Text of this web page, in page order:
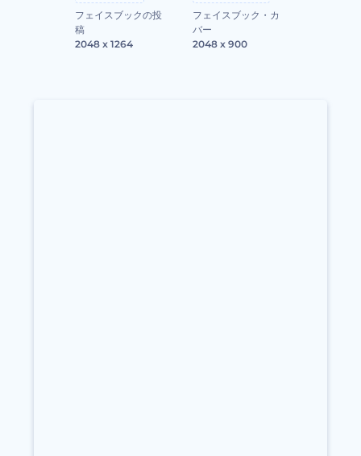
フェイスブックの投
稿
2048 x 1264
フェイスブック・カ
バー
2048 x 900